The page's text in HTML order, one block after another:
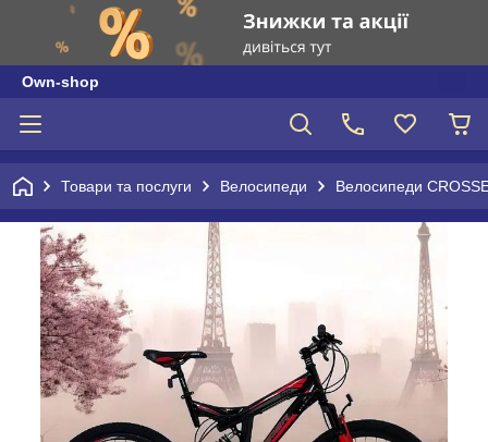
Own-shop
Товари та послуги Велосипеди Велосипеди